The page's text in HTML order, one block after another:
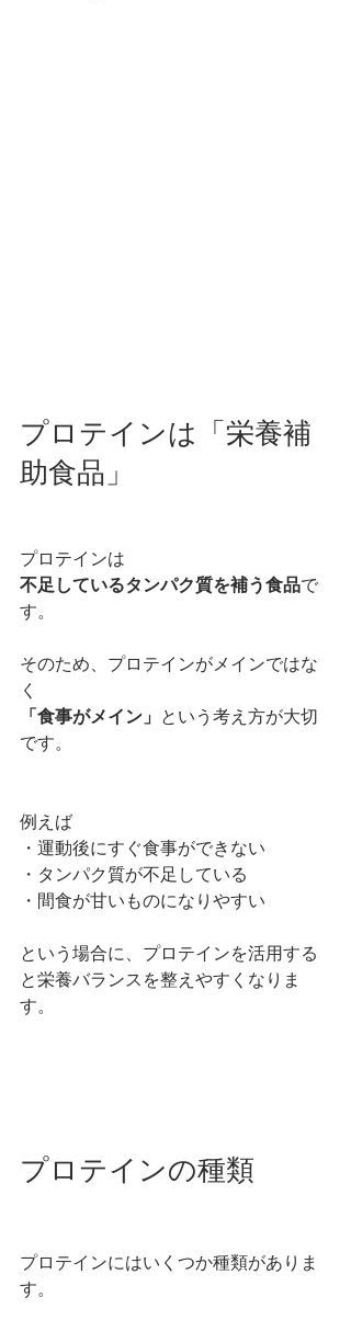
プロテインは「栄養補
助食品」
プロテインは
不足しているタンパク質を補う食品で
す。
そのため、プロテインがメインではな
く
「食事がメイン」 という考え方が大切
です。
例えば
・運動後にすぐ食事ができない
・タンパク質が不足している
・間食が甘いものになりやすい
という場合に、プロテインを活用する
と栄養バランスを整えやすくなりま
す。
プロテインの種類
プロテインにはいくつか種類がありま
す。